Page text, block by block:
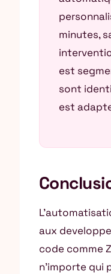
minutes,
est
sont
est
aux
code comme
n’importe qui